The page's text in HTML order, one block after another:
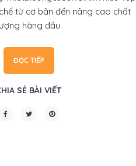
từ cơ bản đến nâng cao chất
hàng đầu
ĐỌC TIẾP
SẺ BÀI VIẾT